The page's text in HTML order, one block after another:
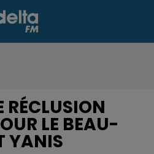
RÉCLUSION
LE BEAU-
YANIS